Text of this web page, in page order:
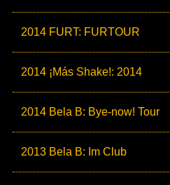
2014 FURT: FURTOUR
2014 ¡Más Shake!: 2014
2014 Bela B: Bye-now! Tour
2013 Bela B: Im Club